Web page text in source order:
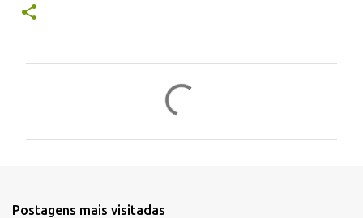
Postagens mais visitadas